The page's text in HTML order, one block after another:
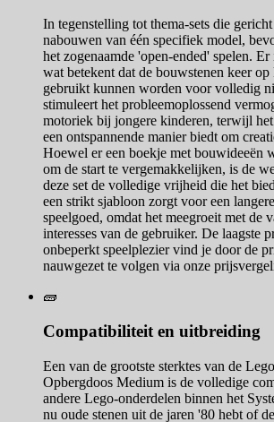
In tegenstelling tot thema-sets die
nabouwen van één specifiek model,
het zogenaamde 'open-ended' spelen.
wat betekent dat de bouwstenen keer
gebruikt kunnen worden voor volledig
stimuleert het probleemoplossend
motoriek bij jongere kinderen, terwijl
een ontspannende manier biedt om
Hoewel er een boekje met bouwideeën
om de start te vergemakkelijken, is de
deze set de volledige vrijheid die het
een strikt sjabloon zorgt voor een
speelgoed, omdat het meegroeit met de
interesses van de gebruiker. De laagste
onbeperkt speelplezier vind je door de
nauwgezet te volgen via onze
🧱
Compatibiliteit en uitbreiding
Een van de grootste sterktes van de
Opbergdoos Medium is de volledige
andere Lego-onderdelen binnen het
nu oude stenen uit de jaren '80 hebt of